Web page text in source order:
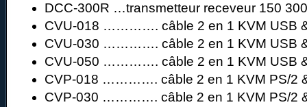
DCC-300R …transmetteur receveur 150
CVU-018 …………. câble 2 en 1 KVM USB
CVU-030 …………. câble 2 en 1 KVM USB
CVU-050 …………. câble 2 en 1 KVM USB
CVP-018 …………. câble 2 en 1 KVM PS/2
CVP-030 …………. câble 2 en 1 KVM PS/2